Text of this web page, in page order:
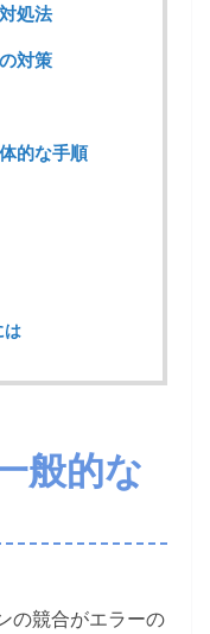
処法
対策
的な手順
は
般的な
の競合がエラーの